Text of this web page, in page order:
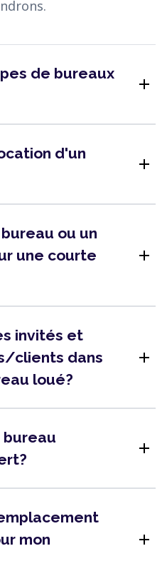
de bureaux
add
d'un
add
ou un
une courte
add
invités et
clients dans
loué?
add
bureau
add
mon
add